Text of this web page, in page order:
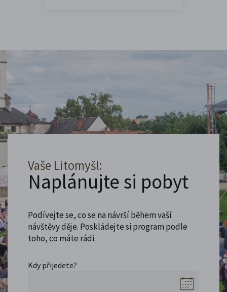
Vaše Litomyšl:
Naplánujte si pobyt
Podívejte se, co se na návrší během vaší
návštěvy děje. Poskládejte si program podle
toho, co máte rádi.
Kdy přijedete?